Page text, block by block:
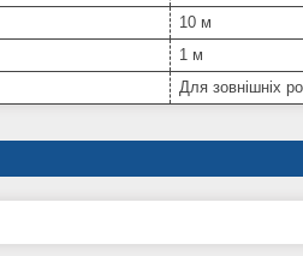
10 м
1 м
Для зовнішніх